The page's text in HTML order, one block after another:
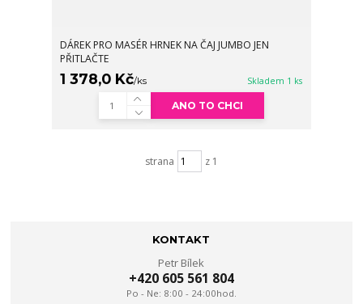
DÁREK PRO MASÉR HRNEK NA ČAJ JUMBO JEN
PŘITLAČTE
1 378,0 Kč/ks Skladem 1 ks
ANO TO CHCI
strana z 1
KONTAKT
Petr Bílek
+420 605 561 804
Po - Ne: 8:00 - 24:00hod.